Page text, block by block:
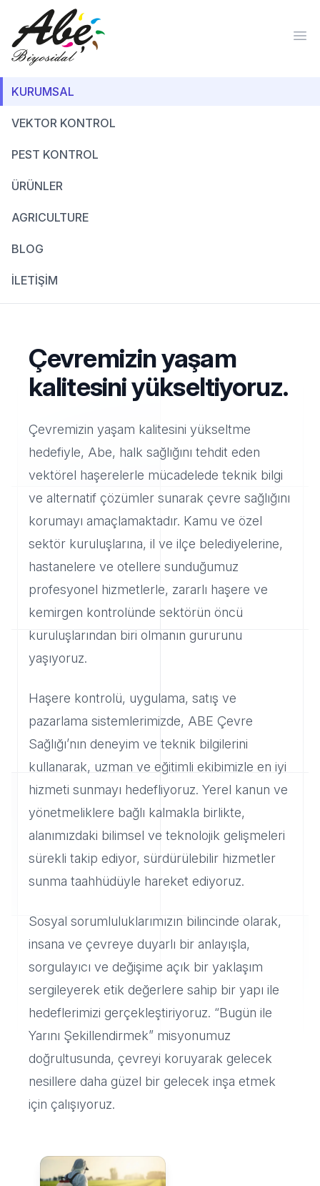
KURUMSAL
VEKTOR KONTROL
PEST KONTROL
ÜRÜNLER
AGRICULTURE
BLOG
İLETİŞİM
Çevremizin yaşam
kalitesini yükseltiyoruz.
Çevremizin yaşam kalitesini yükseltme
hedefiyle, Abe, halk sağlığını tehdit eden
vektörel haşerelerle mücadelede teknik bilgi
ve alternatif çözümler sunarak çevre sağlığını
korumayı amaçlamaktadır. Kamu ve özel
sektör kuruluşlarına, il ve ilçe belediyelerine,
hastanelere ve otellere sunduğumuz
profesyonel hizmetlerle, zararlı haşere ve
kemirgen kontrolünde sektörün öncü
kuruluşlarından biri olmanın gururunu
yaşıyoruz.
Haşere kontrolü, uygulama, satış ve
pazarlama sistemlerimizde, ABE Çevre
Sağlığı’nın deneyim ve teknik bilgilerini
kullanarak, uzman ve eğitimli ekibimizle en iyi
hizmeti sunmayı hedefliyoruz. Yerel kanun ve
yönetmeliklere bağlı kalmakla birlikte,
alanımızdaki bilimsel ve teknolojik gelişmeleri
sürekli takip ediyor, sürdürülebilir hizmetler
sunma taahhüdüyle hareket ediyoruz.
Sosyal sorumluluklarımızın bilincinde olarak,
insana ve çevreye duyarlı bir anlayışla,
sorgulayıcı ve değişime açık bir yaklaşım
sergileyerek etik değerlere sahip bir yapı ile
hedeflerimizi gerçekleştiriyoruz. “Bugün ile
Yarını Şekillendirmek” misyonumuz
doğrultusunda, çevreyi koruyarak gelecek
nesillere daha güzel bir gelecek inşa etmek
için çalışıyoruz.